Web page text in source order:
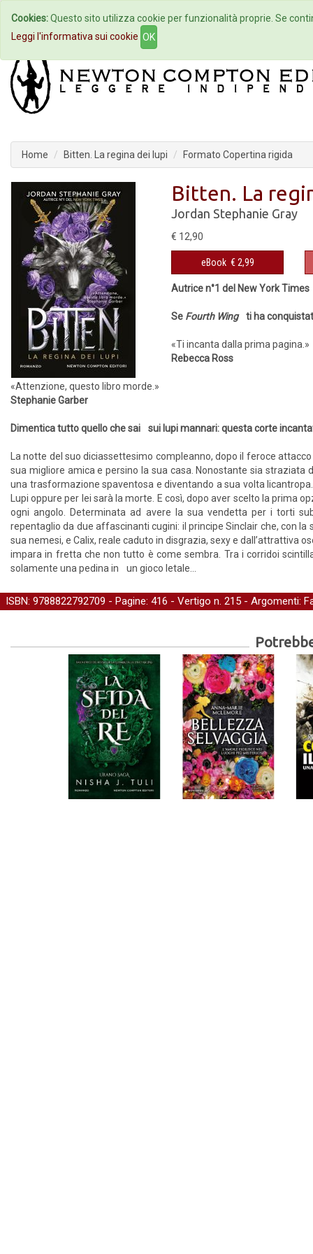
Home Autori Eventi
Home Bitten. La regina dei lupi Formato Copertina rigida
Bitten. La
Jordan Stephanie Gray
€ 12,90
eBook € 2,99
Autrice n°1 del New York Times
Se Fourth Wingti ha
«Ti incanta dalla prima pagina.»
Rebecca Ross
«Attenzione, questo libro morde.»
Stephanie Garber
Dimentica tutto quello che sai sui lupi mannari: questa corte
La notte del suo diciassettesimo compleanno, dopo il feroce
sua migliore amica e persino la sua casa. Nonostante sia
una trasformazione spaventosa e diventando a sua volta
Lupi oppure per lei sarà la morte. E così, dopo aver scelto la prima
ogni angolo. Determinata ad avere la sua vendetta per i torti
repentaglio da due affascinanti cugini: il principe Sinclair che, con
sua nemesi, e Calix, reale caduto in disgrazia, sexy e dall’attrattiva
impara in fretta che non tutto è come sembra. Tra i corridoi
solamente una pedina in un gioco letale...
ISBN: 9788822792709 - Pagine: 416 - Vertigo n. 215 - Argomenti:
Cookies:Questo sito utilizza cookie per funzionalità proprie. Se
Leggi l'informativa sui cookie OK